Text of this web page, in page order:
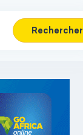
Rechercher